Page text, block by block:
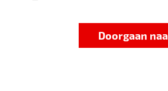
Doorgaan